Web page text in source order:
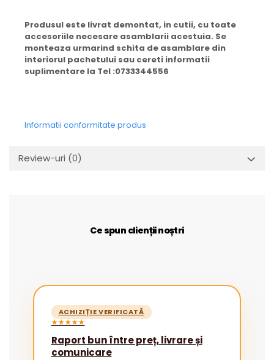
Produsul este livrat demontat, in cutii, cu toate
accesoriile necesare asamblarii acestuia. Se
monteaza urmarind schita de asamblare din
interiorul pachetului sau cereti informatii
suplimentare la Tel :0733344556
Informatii conformitate produs
Review-uri (0)
Ce spun clienții noștri
ACHIZIȚIE VERIFICATĂ
★★★★★
Raport bun între preț, livrare și
comunicare